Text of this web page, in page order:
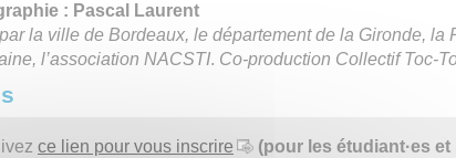
: Pascal Laurent
la ville de Bordeaux, le département de la Gironde, la
l’association NACSTI. Co-production Collectif Toc-
ce lien pour vous inscrire
(pour les étudiant·es et